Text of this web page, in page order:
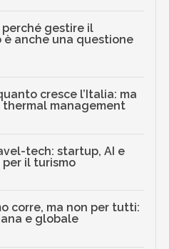
perché gestire il
è anche una questione
cresce l’Italia: ma
management
tech: startup, AI e
il turismo
corre, ma non per tutti:
e globale